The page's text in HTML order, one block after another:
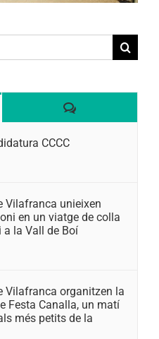
Comentaris
CCCC
Vilafranca unieixen
en un viatge de colla
a la Vall de Boí
Vilafranca organitzen la
Festa Canalla, un matí
més petits de la